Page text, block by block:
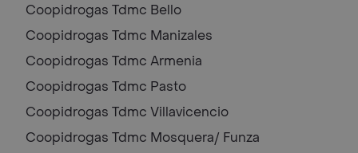
Coopidrogas Tdmc Bello
Coopidrogas Tdmc Manizales
Coopidrogas Tdmc Armenia
Coopidrogas Tdmc Pasto
Coopidrogas Tdmc Villavicencio
Coopidrogas Tdmc Mosquera/ Funza